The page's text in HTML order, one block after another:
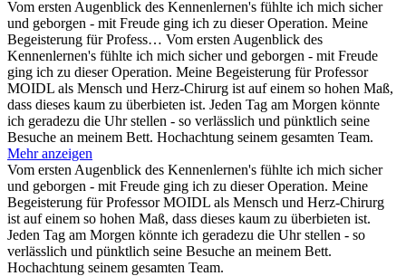
Vom ersten Augenblick des Kennenlernen's fühlte ich mich sicher
und geborgen - mit Freude ging ich zu dieser Operation. Meine
Begeisterung für Profess… Vom ersten Augenblick des
Kennenlernen's fühlte ich mich sicher und geborgen - mit Freude
ging ich zu dieser Operation. Meine Begeisterung für Professor
MOIDL als Mensch und Herz-Chirurg ist auf einem so hohen Maß,
dass dieses kaum zu überbieten ist. Jeden Tag am Morgen könnte
ich geradezu die Uhr stellen - so verlässlich und pünktlich seine
Besuche an meinem Bett. Hochachtung seinem gesamten Team.
Mehr anzeigen
Vom ersten Augenblick des Kennenlernen's fühlte ich mich sicher
und geborgen - mit Freude ging ich zu dieser Operation. Meine
Begeisterung für Professor MOIDL als Mensch und Herz-Chirurg
ist auf einem so hohen Maß, dass dieses kaum zu überbieten ist.
Jeden Tag am Morgen könnte ich geradezu die Uhr stellen - so
verlässlich und pünktlich seine Besuche an meinem Bett.
Hochachtung seinem gesamten Team.